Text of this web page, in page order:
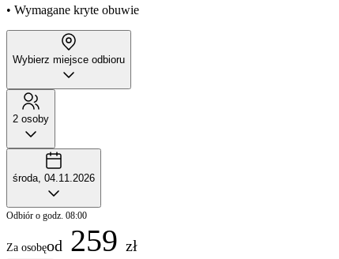
• Wymagane kryte obuwie
Wybierz miejsce odbioru
2 osoby
środa, 04.11.2026
Odbiór o godz. 08:00
Za osobęod 259 zł